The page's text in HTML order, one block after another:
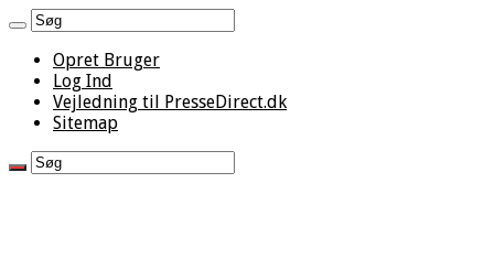
Opret Bruger
Log Ind
Vejledning til PresseDirect.dk
Sitemap